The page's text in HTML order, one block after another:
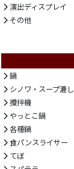
演出ディスプレイ
その他
鍋
シノワ・スープ漉し
攪拌機
やっとこ鍋
各種鍋
食パンスライサー
てぼ